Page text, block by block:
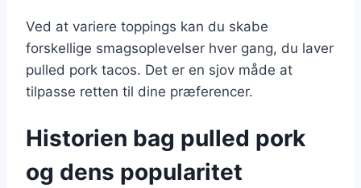
Ved at variere toppings kan du skabe
forskellige smagsoplevelser hver gang, du laver
pulled pork tacos. Det er en sjov måde at
tilpasse retten til dine præferencer.
Historien bag pulled pork
og dens popularitet